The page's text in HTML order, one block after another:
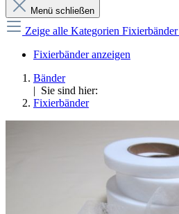
Menü schließen
Zeige alle Kategorien Fixierbänder
Fixierbänder anzeigen
Bänder
| Sie sind hier:
Fixierbänder